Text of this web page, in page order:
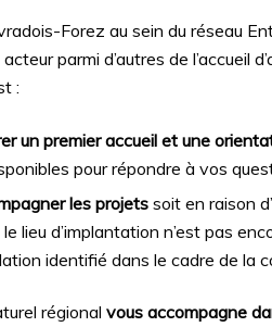
Forez au sein du réseau
acteur parmi d’autres de l’accueil
:
un premier accueil et une
pour répondre à vos
les projetssoit en raison
le lieu d’implantation n’est pas
identifié dans le cadre de la
régionalvous accompagne